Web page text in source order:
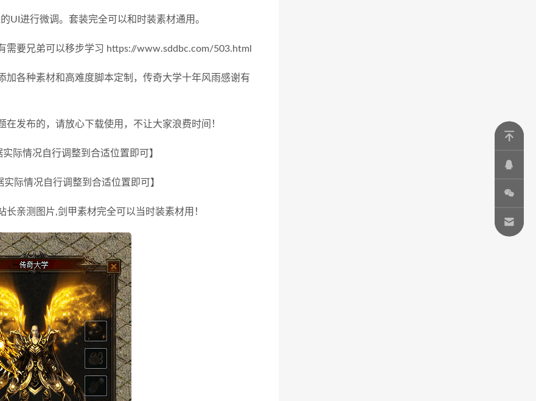
UI进行微调。套装完全可以和时装素材通用。
需要兄弟可以移步学习 https://www.sddbc.com/503.html
各种素材和高难度脚本定制，传奇大学十年风雨感谢有
发布的，请放心下载使用，不让大家浪费时间！
际情况自行调整到合适位置即可】
际情况自行调整到合适位置即可】
亲测图片,剑甲素材完全可以当时装素材用！